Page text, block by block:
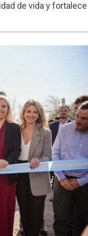
de vida y fortalece